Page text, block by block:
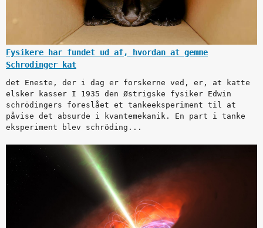
Fysikere har fundet ud af, hvordan at gemme
Schrodinger kat
det Eneste, der i dag er forskerne ved, er, at katte
elsker kasser I 1935 den Østrigske fysiker Edwin
schrödingers foreslået et tankeeksperiment til at
påvise det absurde i kvantemekanik. En part i tanke
eksperiment blev schröding...